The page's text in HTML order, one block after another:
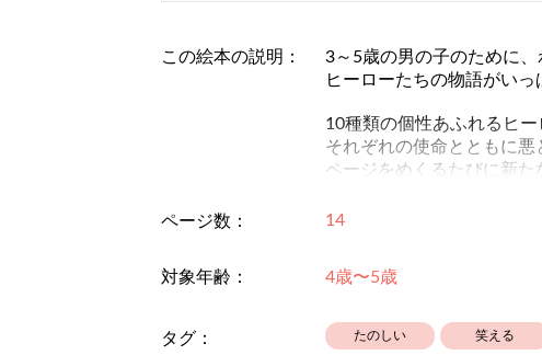
この絵本の説明：
3～5歳の男の子のために
ヒーローたちの物語がいっ
10種類の個性あふれるヒー
それぞれの使命とともに悪
ページをめくるたびに新
お子さまが夢中になれる迫
毎日の読み聞かせやお出か
ページ数： 14
対象年齢： 4歳〜5歳
タグ： たのしい 笑える